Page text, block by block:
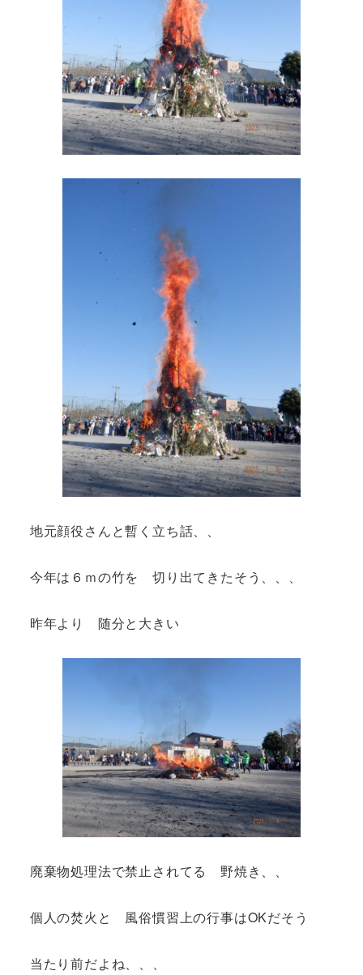
地元顔役さんと暫く立ち話、、
今年は６ｍの竹を 切り出てきたそう、、、
昨年より 随分と大きい
廃棄物処理法で禁止されてる 野焼き、、
個人の焚火と 風俗慣習上の行事はOKだそう
当たり前だよね、、、